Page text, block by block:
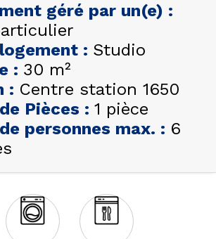
ÉTÉ
HIVER
EN
+33 (0)4 92 44 19 17
géré par un(e) :
: Studio
: 30 m²
: Centre station 1650
Pièces : 1 pièce
personnes max. : 6